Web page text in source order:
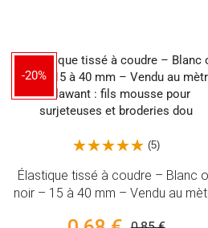
-20%
(5)
Élastique tissé à coudre – Blanc ou
noir – 15 à 40 mm – Vendu au mètre